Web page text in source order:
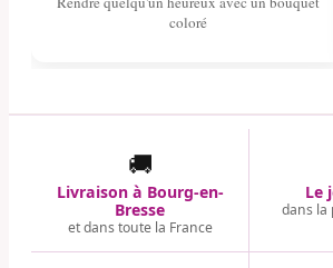
coloré
🚚
Livraison à Bourg-en-
Bresse
et dans toute la France
Le
dans la